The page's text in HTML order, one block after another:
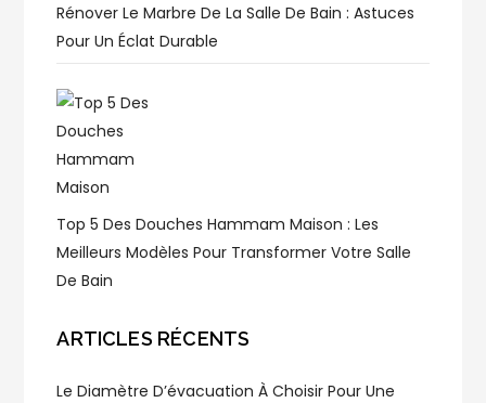
Rénover Le Marbre De La Salle De Bain : Astuces
Pour Un Éclat Durable
Top 5 Des Douches Hammam Maison : Les
Meilleurs Modèles Pour Transformer Votre Salle
De Bain
ARTICLES RÉCENTS
Le Diamètre D’évacuation À Choisir Pour Une